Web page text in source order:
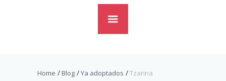
Home Blog Ya adoptados Tzarina